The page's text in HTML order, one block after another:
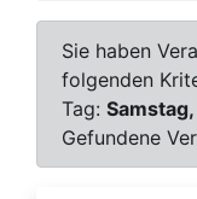
Sie haben
folgenden
Tag:
Gefundene